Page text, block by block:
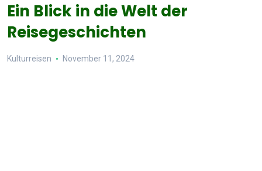
Ein Blick in die Welt der
Reisegeschichten
Kulturreisen November 11, 2024